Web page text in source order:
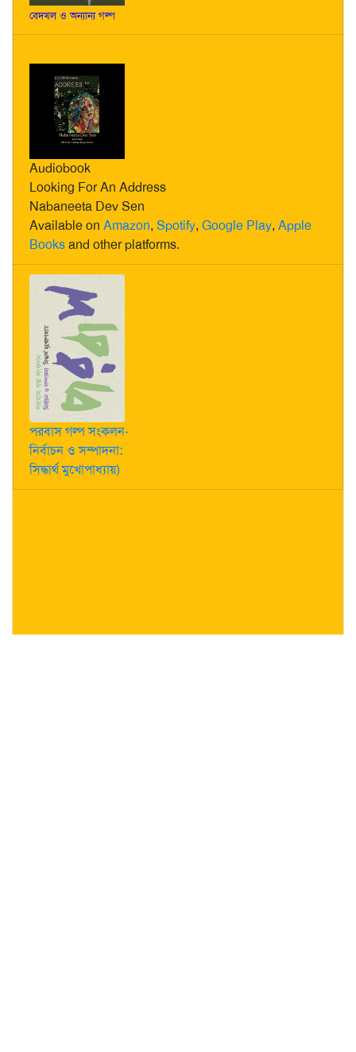
বেদখল ও অন্যান্য গল্প
Audiobook
Looking For An Address
Nabaneeta Dev Sen
Available on Amazon, Spotify, Google Play, Apple
Booksand other platforms.
পরবাস গল্প সংকলন-
নির্বাচন ও সম্পাদনা:
সিদ্ধার্থ মুখোপাধ্যায়)